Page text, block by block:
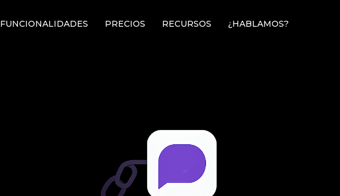
FUNCIONALIDADES PRECIOS RECURSOS ¿HABLAMOS?